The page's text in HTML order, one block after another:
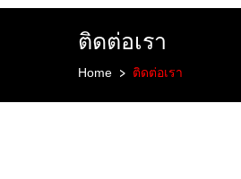
ติดต่อเรา
Home ติดต่อเรา